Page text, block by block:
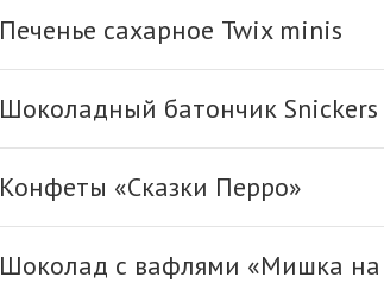
Печенье сахарное Twix minis
Шоколадный батончик
Конфеты «Сказки Перро»
Шоколад с вафлями «Мишка на